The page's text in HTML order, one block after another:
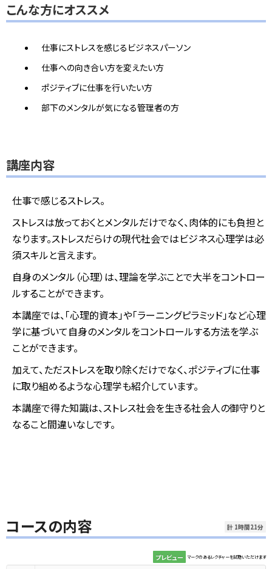
こんな方にオススメ
仕事にストレスを感じるビジネスパーソン
仕事への向き合い方を変えたい方
ポジティブに仕事を行いたい方
部下のメンタルが気になる管理者の方
講座内容
仕事で感じるストレス。
ストレスは放っておくとメンタルだけでなく、肉体的にも負担と
なります。ストレスだらけの現代社会ではビジネス心理学は必
須スキルと言えます。
自身のメンタル（心理）は、理論を学ぶことで大半をコントロー
ルすることができます。
本講座では、「心理的資本」や「ラーニングピラミッド」など心理
学に基づいて自身のメンタルをコントロールする方法を学ぶ
ことができます。
加えて、ただストレスを取り除くだけでなく、ポジティブに仕事
に取り組めるような心理学も紹介しています。
本講座で得た知識は、ストレス社会を生きる社会人の御守りと
なること間違いなしです。
コースの内容 計 1時間21分
プレビュー マークのあるレクチャーを試聴いただけます